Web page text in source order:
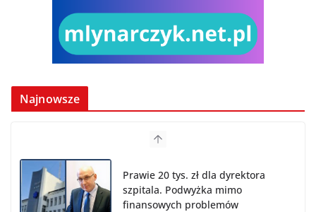
Najnowsze
Prawie 20 tys. zł dla dyrektora
szpitala. Podwyżka mimo
finansowych problemów